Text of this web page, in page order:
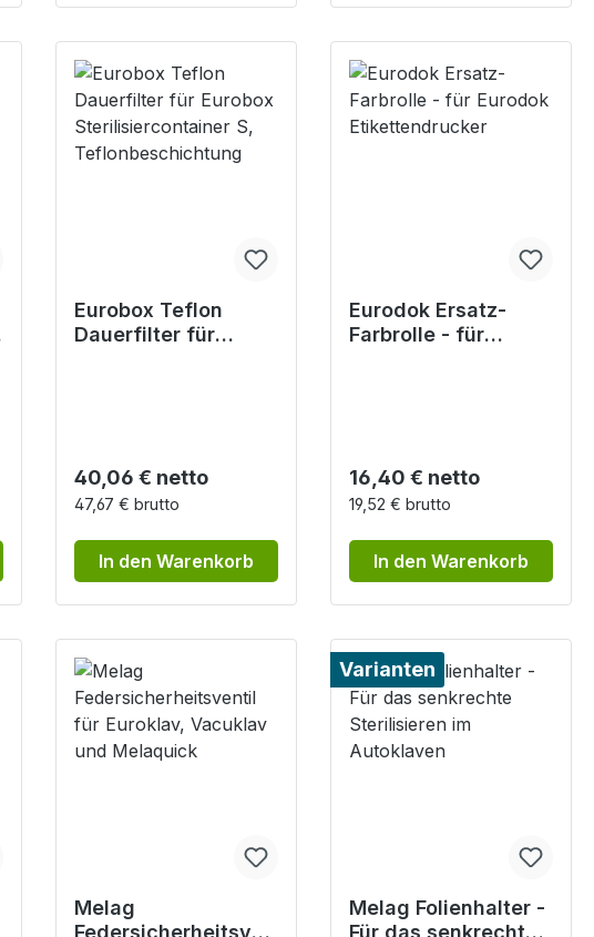
Eurobox Teflon
Dauerfilter für
Regulärer Preis:
40,06 € netto
47,67 € brutto
In den Warenkorb
Eurodok Ersatz-
Farbrolle - für
Regulärer Preis:
16,40 € netto
19,52 € brutto
In den Warenkorb
Melag
Varianten
Melag Folienhalter -